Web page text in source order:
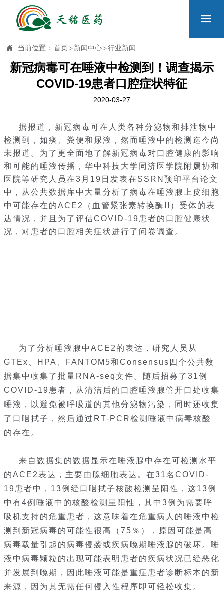

 当前位置： 首页 > 新闻中心 >行业新闻
新冠病毒可在唾液中检测到！调查揭示
COVID-19患者口腔症状特征
2020-03-27
据报道，新冠病毒可在人类各种分泌物和排泄物中
检测到，如痰、粪便和尿液，然而唾液中的检测迄今尚
未报道。为了更全面地了解新冠病毒对口腔健康的影响
和可能的唾液传播，华中科技大学同济医学院附属协和
医院等研究人员在3月19日发表在SSRN预印平台论文
中，从公共数据库中大量分析了病毒在唾液腺上皮细胞
中可能存在的ACE2（血管紧张素转换酶II）受体的表
达情况，并且为了评估COVID-19患者的口腔健康状
况，对患者的口腔相关症状进行了问卷调查。
为了分析唾液腺中ACE2的表达，研究人员从
GTEx、HPA、FANTOM5和Consensus四个公共数
据集中收集了批量RNA-seq文件。随后招募了31例
COVID-19患者，从清洁后的口腔唾液腺管开口处收集
唾液，以避免被呼吸道的其他分泌物污染，同时还收集
了口咽拭子，然后通过RT-PCR检测唾液中病毒核酸
的存在。
来自数据集的数据显示在唾液腺中存在可检测水平
的ACE2表达，主要由腺细胞表达。在31名COVID-
19患者中，13例经口咽拭子核酸检测呈阳性，这13例
中有4例唾液中的核酸检测呈阳性，其中3例为需要呼
吸机支持的危重患者，这意味着在危重病人的唾液中检
测到新冠病毒的可能性很高（75％），原因可能是高
病毒载量引起的病毒侵袭或疾病晚期唾液腺的破坏。唾
液中病毒颗粒的出现可能表明患者的疾病状况已经恶化
并发展到晚期，因此唾液可能是重症患者诊断标本的新
来源，因为其无需任何侵入性程序即可轻松收集。